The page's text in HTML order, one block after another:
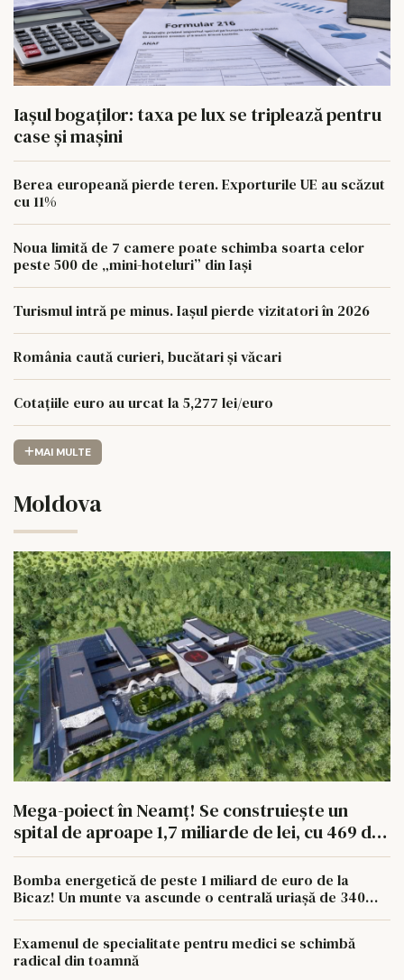
Iașul bogaților: taxa pe lux se triplează pentru
case și mașini
Berea europeană pierde teren. Exporturile UE au scăzut
cu 11%
Noua limită de 7 camere poate schimba soarta celor
peste 500 de „mini-hoteluri” din Iași
Turismul intră pe minus. Iașul pierde vizitatori în 2026
România caută curieri, bucătari și văcari
Cotațiile euro au urcat la 5,277 lei/euro
MAI MULTE
Moldova
Mega-poiect în Neamț! Se construiește un
spital de aproape 1,7 miliarde de lei, cu 469 de
paturi
Bomba energetică de peste 1 miliard de euro de la
Bicaz! Un munte va ascunde o centrală uriașă de 340
Examenul de specialitate pentru medici se schimbă
radical din toamnă